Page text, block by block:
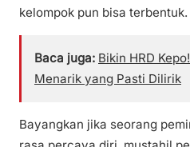
kelompok pun bisa terbentuk.
Baca juga: Bikin HRD
Menarik yang Pasti Dilirik
Bayangkan jika seorang